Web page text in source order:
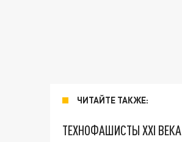
ЧИТАЙТЕ ТАКЖЕ:
ТЕХНОФАШИСТЫ XXI ВЕКА